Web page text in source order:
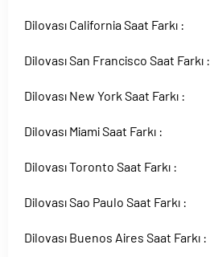
Dilovası California Saat Farkı :
Dilovası San Francisco Saat Farkı :
Dilovası New York Saat Farkı :
Dilovası Miami Saat Farkı :
Dilovası Toronto Saat Farkı :
Dilovası Sao Paulo Saat Farkı :
Dilovası Buenos Aires Saat Farkı :